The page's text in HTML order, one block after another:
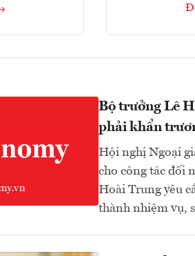
Bộ trưởng Lê
phải khẩn
Hội nghị Ngoại
cho công tác đối
Hoài Trung yêu
thành nhiệm vụ,